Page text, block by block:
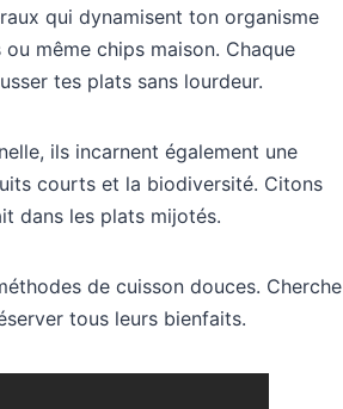
qui dynamisent ton organisme
même chips maison. Chaque
tes plats sans lourdeur.
ils incarnent également une
courts et la biodiversité. Citons
dans les plats mijotés.
de cuisson douces. Cherche
tous leurs bienfaits.